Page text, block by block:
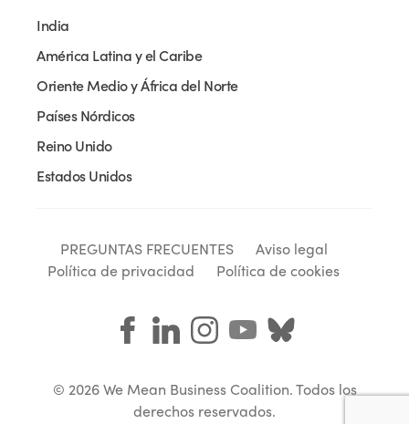
India
América Latina y el Caribe
Oriente Medio y África del Norte
Países Nórdicos
Reino Unido
Estados Unidos
PREGUNTAS FRECUENTES
Aviso legal
Política de privacidad
Política de cookies
© 2026 We Mean Business Coalition. Todos los
derechos reservados.